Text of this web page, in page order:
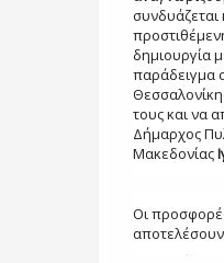
δημιουργία
παράδειγμα
τους και να
Δήμαρχος
Μακεδονίας
Οι